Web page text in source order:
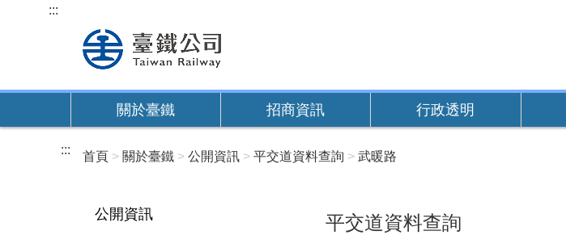
內
:::
關於臺鐵 招商資訊 行政透明
::: 首頁 關於臺鐵 公開資訊 平交道資料查詢 武暖路
公開資訊 平交道資料查詢